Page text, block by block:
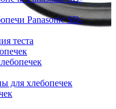
Panasonic SD-
теста
для хлебопечек